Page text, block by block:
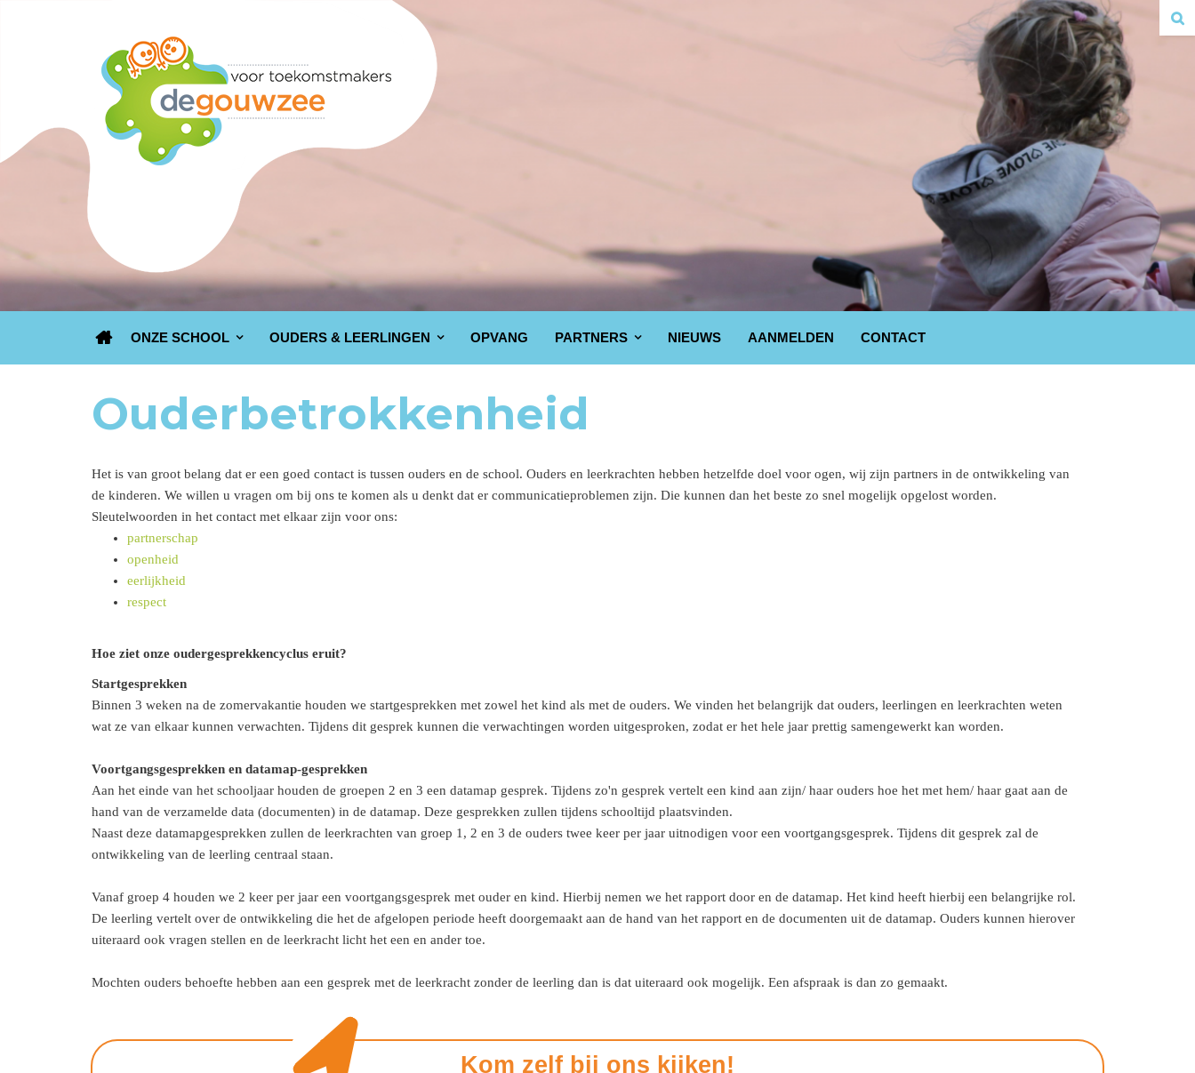
ONZE SCHOOL OUDERS & LEERLINGEN OPVANG PARTNERS NIEUWS AANMELDEN CONTACT
Ouderbetrokkenheid
Het is van groot belang dat er een goed contact is tussen ouders en de school. Ouders en leerkrachten hebben hetzelfde doel voor ogen, wij zijn partners in de ontwikkeling van
de kinderen. We willen u vragen om bij ons te komen als u denkt dat er communicatieproblemen zijn. Die kunnen dan het beste zo snel mogelijk opgelost worden.
Sleutelwoorden in het contact met elkaar zijn voor ons:
partnerschap
openheid
eerlijkheid
respect
Hoe ziet onze oudergesprekkencyclus eruit?
Startgesprekken
Binnen 3 weken na de zomervakantie houden we startgesprekken met zowel het kind als met de ouders. We vinden het belangrijk dat ouders, leerlingen en leerkrachten weten
wat ze van elkaar kunnen verwachten. Tijdens dit gesprek kunnen die verwachtingen worden uitgesproken, zodat er het hele jaar prettig samengewerkt kan worden.
Voortgangsgesprekken en datamap-gesprekken
Aan het einde van het schooljaar houden de groepen 2 en 3 een datamap gesprek. Tijdens zo'n gesprek vertelt een kind aan zijn/ haar ouders hoe het met hem/ haar gaat aan de
hand van de verzamelde data (documenten) in de datamap. Deze gesprekken zullen tijdens schooltijd plaatsvinden.
Naast deze datamapgesprekken zullen de leerkrachten van groep 1, 2 en 3 de ouders twee keer per jaar uitnodigen voor een voortgangsgesprek. Tijdens dit gesprek zal de
ontwikkeling van de leerling centraal staan.
Vanaf groep 4 houden we 2 keer per jaar een voortgangsgesprek met ouder en kind. Hierbij nemen we het rapport door en de datamap. Het kind heeft hierbij een belangrijke rol.
De leerling vertelt over de ontwikkeling die het de afgelopen periode heeft doorgemaakt aan de hand van het rapport en de documenten uit de datamap. Ouders kunnen hierover
uiteraard ook vragen stellen en de leerkracht licht het een en ander toe.
Mochten ouders behoefte hebben aan een gesprek met de leerkracht zonder de leerling dan is dat uiteraard ook mogelijk. Een afspraak is dan zo gemaakt.
Kom zelf bij ons kijken!